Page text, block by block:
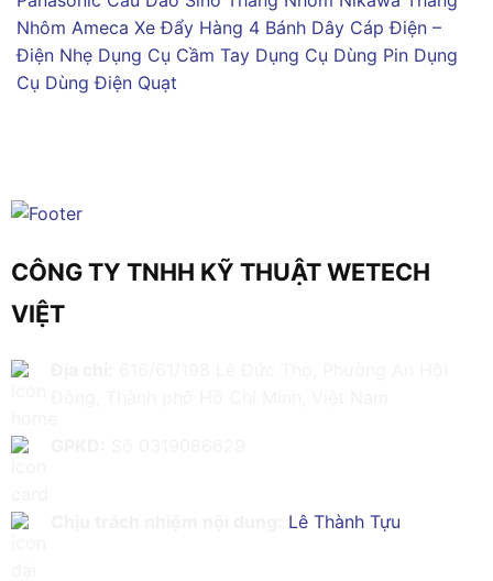
Nhôm Ameca Xe Đẩy Hàng 4 Bánh Dây Cáp Điện –
Điện Nhẹ Dụng Cụ Cầm Tay Dụng Cụ Dùng Pin Dụng
Cụ Dùng Điện Quạt
CÔNG TY TNHH KỸ THUẬT WETECH
VIỆT
Lê Thành Tựu